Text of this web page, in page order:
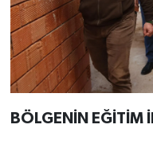
BÖLGENİN EĞİTİM